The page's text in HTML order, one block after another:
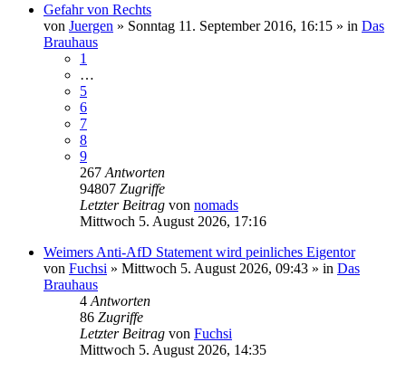
Gefahr von Rechts
von Juergen » Sonntag 11. September 2016, 16:15 » in Das
Brauhaus
1
…
5
6
7
8
9
267 Antworten
94807 Zugriffe
Letzter Beitrag von nomads
Mittwoch 5. August 2026, 17:16
Weimers Anti-AfD Statement wird peinliches Eigentor
von Fuchsi » Mittwoch 5. August 2026, 09:43 » in Das
Brauhaus
4 Antworten
86 Zugriffe
Letzter Beitrag von Fuchsi
Mittwoch 5. August 2026, 14:35